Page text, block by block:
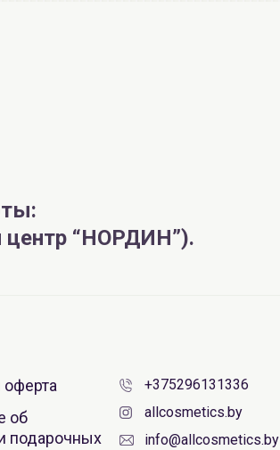
AiliCode Гель-масло для душа, 250мл
центр “НОРДИН”).
оферта
об
подарочных
+375296131336
allcosmetics.by
info@allcosmetics.by